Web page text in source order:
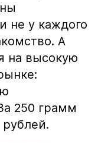
не у каждого
А
на высокую
250 грамм
рублей.